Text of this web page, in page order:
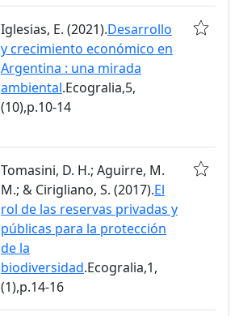
Iglesias, E. (2021).Desarrollo
y crecimiento económico en
Argentina : una mirada
ambiental.Ecogralia,5,
(10),p.10-14
Tomasini, D. H.; Aguirre, M.
M.; & Cirigliano, S. (2017).El
rol de las reservas privadas y
públicas para la protección
de la
biodiversidad.Ecogralia,1,
(1),p.14-16